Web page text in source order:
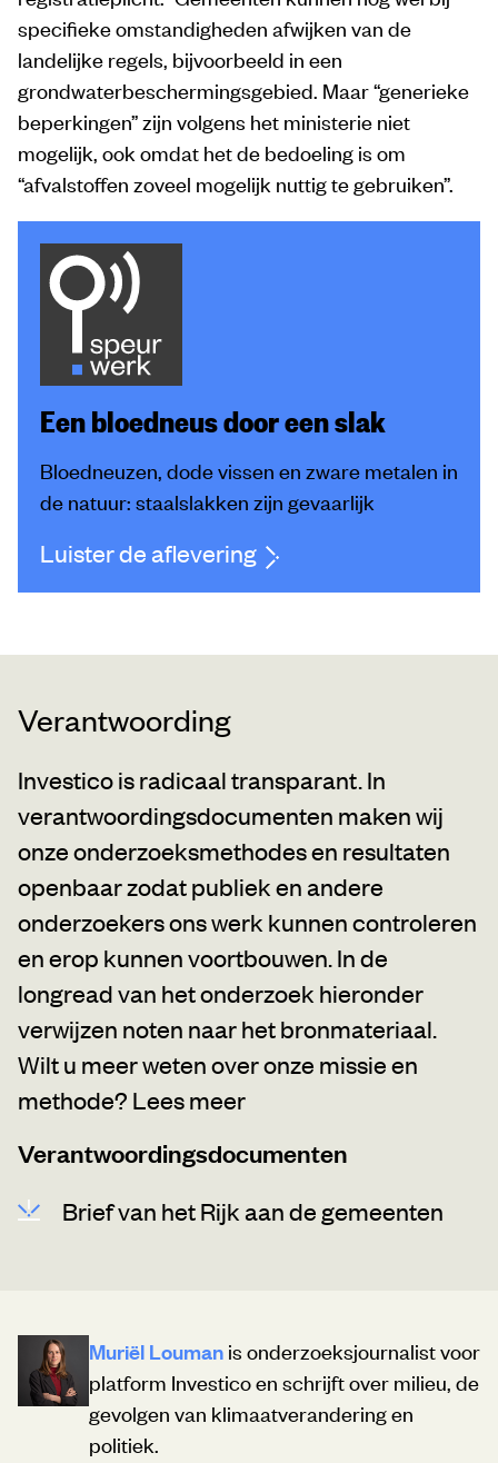
specifieke omstandigheden afwijken van de
landelijke regels, bijvoorbeeld in een
grondwaterbeschermingsgebied. Maar “generieke
beperkingen” zijn volgens het ministerie niet
mogelijk, ook omdat het de bedoeling is om
“afvalstoffen zoveel mogelijk nuttig te gebruiken”.
Een bloedneus door een slak
Bloedneuzen, dode vissen en zware metalen in
de natuur: staalslakken zijn gevaarlijk
Luister de aflevering
Verantwoording
Investico is radicaal transparant. In
verantwoordingsdocumenten maken wij
onze onderzoeksmethodes en resultaten
openbaar zodat publiek en andere
onderzoekers ons werk kunnen controleren
en erop kunnen voortbouwen. In de
longread van het onderzoek hieronder
verwijzen noten naar het bronmateriaal.
Wilt u meer weten over onze missie en
methode? Lees meer
Verantwoordingsdocumenten
Brief van het Rijk aan de gemeenten
Muriël Louman is onderzoeksjournalist voor
platform Investico en schrijft over milieu, de
gevolgen van klimaatverandering en
politiek.